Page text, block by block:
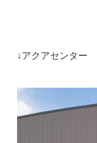
↓アクアセンター